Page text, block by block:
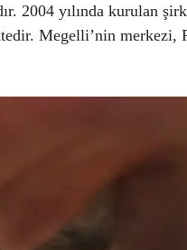
2004 yılında kurulan
Megelli’nin merkezi,